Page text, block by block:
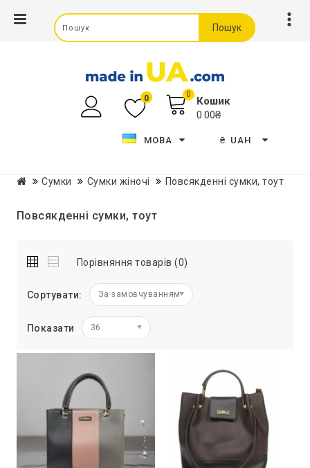
Пошук
0 0
Кошик
0.00₴
МОВА ₴ UAH
Сумки Сумки жіночі Повсякденні сумки, тоут
Повсякденні сумки, тоут
Порівняння товарів (0)
Сортувати: За замовчуванням
Показати 36